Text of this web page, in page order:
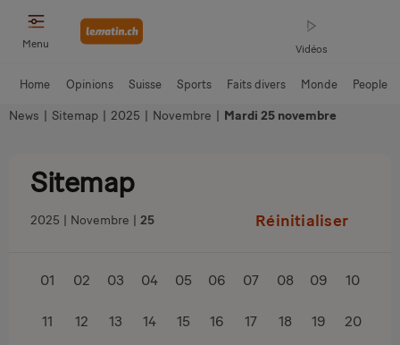
Menu
Home Opinions Suisse Sports Faits divers Monde People
Vidéos
News | Sitemap | 2025 | Novembre | Mardi 25 novembre
Sitemap
2025 Novembre 25 Réinitialiser
01 02 03 04 05 06 07 08 09 10
11 12 13 14 15 16 17 18 19 20